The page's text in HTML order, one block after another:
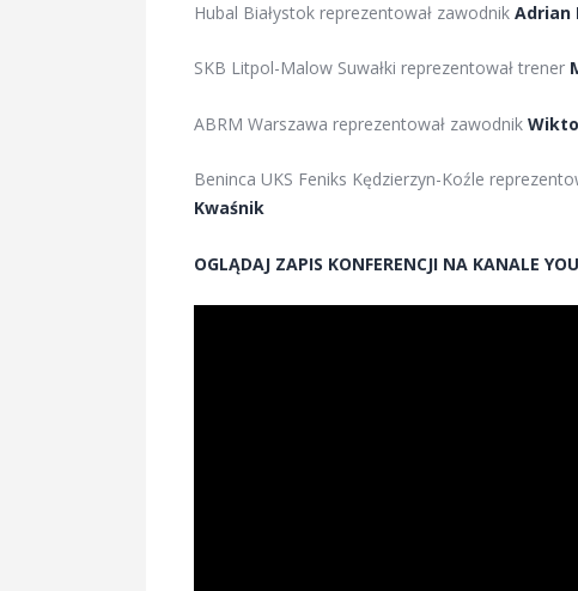
Hubal Białystok reprezentował zawodnik Adrian
SKB Litpol-Malow Suwałki reprezentował trener
ABRM Warszawa reprezentował zawodnik
Beninca UKS Feniks Kędzierzyn-Koźle
Kwaśnik
OGLĄDAJ ZAPIS KONFERENCJI NA KANALE